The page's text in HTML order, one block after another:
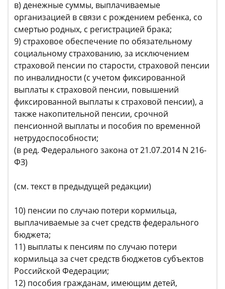
в) денежные суммы, выплачиваемые
организацией в связи с рождением ребенка, со
смертью родных, с регистрацией брака;
9) страховое обеспечение по обязательному
социальному страхованию, за исключением
страховой пенсии по старости, страховой пенсии
по инвалидности (с учетом фиксированной
выплаты к страховой пенсии, повышений
фиксированной выплаты к страховой пенсии), а
также накопительной пенсии, срочной
пенсионной выплаты и пособия по временной
нетрудоспособности;
(в ред. Федерального закона от 21.07.2014 N 216-
ФЗ)
(см. текст в предыдущей редакции)
10) пенсии по случаю потери кормильца,
выплачиваемые за счет средств федерального
бюджета;
11) выплаты к пенсиям по случаю потери
кормильца за счет средств бюджетов субъектов
Российской Федерации;
12) пособия гражданам, имеющим детей,